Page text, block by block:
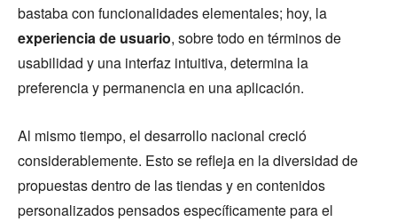
bastaba con funcionalidades elementales; hoy, la
experiencia de usuario, sobre todo en términos de
usabilidad y una interfaz intuitiva, determina la
preferencia y permanencia en una aplicación.
Al mismo tiempo, el desarrollo nacional creció
considerablemente. Esto se refleja en la diversidad de
propuestas dentro de las tiendas y en contenidos
personalizados pensados específicamente para el